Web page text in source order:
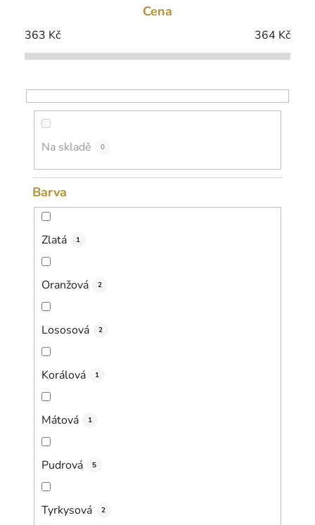
í
p
o
d
ů
Cena
363 Kč 364 Kč
Na skladě 0
Barva
Zlatá 1
Oranžová 2
Lososová 2
Korálová 1
Mátová 1
Pudrová 5
Tyrkysová 2